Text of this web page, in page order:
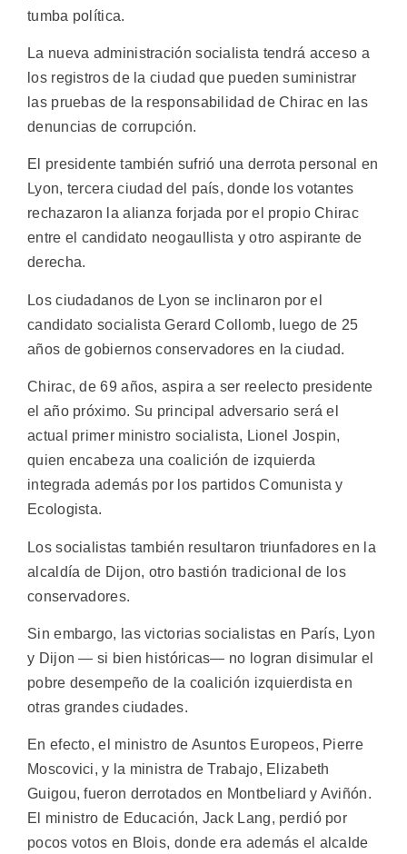
tumba política.
La nueva administración socialista tendrá acceso a
los registros de la ciudad que pueden suministrar
las pruebas de la responsabilidad de Chirac en las
denuncias de corrupción.
El presidente también sufrió una derrota personal en
Lyon, tercera ciudad del país, donde los votantes
rechazaron la alianza forjada por el propio Chirac
entre el candidato neogaullista y otro aspirante de
derecha.
Los ciudadanos de Lyon se inclinaron por el
candidato socialista Gerard Collomb, luego de 25
años de gobiernos conservadores en la ciudad.
Chirac, de 69 años, aspira a ser reelecto presidente
el año próximo. Su principal adversario será el
actual primer ministro socialista, Lionel Jospin,
quien encabeza una coalición de izquierda
integrada además por los partidos Comunista y
Ecologista.
Los socialistas también resultaron triunfadores en la
alcaldía de Dijon, otro bastión tradicional de los
conservadores.
Sin embargo, las victorias socialistas en París, Lyon
y Dijon — si bien históricas— no logran disimular el
pobre desempeño de la coalición izquierdista en
otras grandes ciudades.
En efecto, el ministro de Asuntos Europeos, Pierre
Moscovici, y la ministra de Trabajo, Elizabeth
Guigou, fueron derrotados en Montbeliard y Aviñón.
El ministro de Educación, Jack Lang, perdió por
pocos votos en Blois, donde era además el alcalde